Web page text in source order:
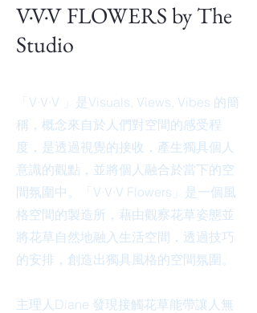
V·V·V FLOWERS by The
Studio
「V·V·V 」是Visuals, Views, Vibes 的簡
稱，概念來自於人們對空間的感受程
度，是透過視覺的接收，產生獨具個人
意識的觀點，並將個人融合於當下的空
間氛圍中。「V·V·V Flowers」是一個風
格空間的製造所，藉由觀察花草姿態並
將花草自然地融入生活空間，透過技巧
的安排，創造出獨具風格的空間氛圍。
主理人Diane 發現接觸花草能帶讓人無